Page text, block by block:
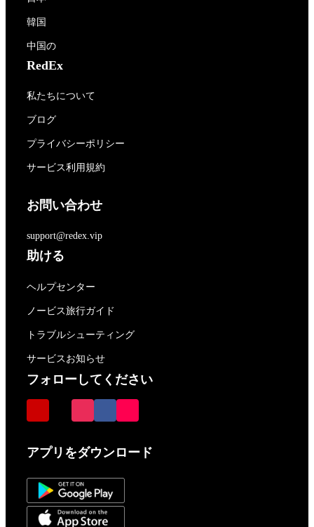
韓国
中国の
RedEx
私たちについて
ブログ
プライバシーポリシー
サービス利用規約
お問い合わせ
support@redex.vip
助ける
ヘルプセンター
ノービス旅行ガイド
トラブルシューティング
サービスお知らせ
フォローしてください
アプリをダウンロード